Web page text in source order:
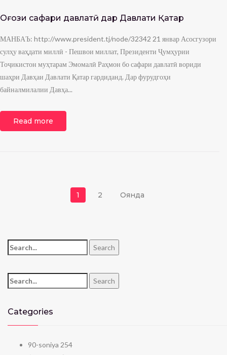
Оғози сафари давлатӣ дар Давлати Қатар
МАНБАЪ: http://www.president.tj/node/32342 21 январ Асосгузори
сулҳу ваҳдати миллӣ - Пешвои миллат, Президенти Ҷумҳурии
Тоҷикистон муҳтарам Эмомалӣ Раҳмон бо сафари давлатӣ вориди
шаҳри Давҳаи Давлати Қатар гардиданд. Дар фурудгоҳи
байналмилалии Давҳа...
Read more
Навигация по
1 2 Оянда
Search for: Search
Search for: Search
Categories
90-soniya 254